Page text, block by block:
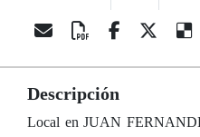
Descripción
Local en JUAN